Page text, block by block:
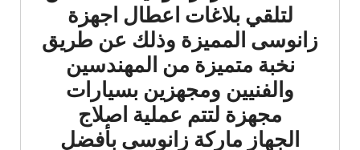
لتلقي بلاغات اعطال اجهزة
زانوسى المميزة وذلك عن طريق
نخبة متميزة من المهندسين
والفنيين ومجهزين بسيارات
مجهزة لتتم عملية اصلاج
الجهاز ماركة زانوسى بأفضل